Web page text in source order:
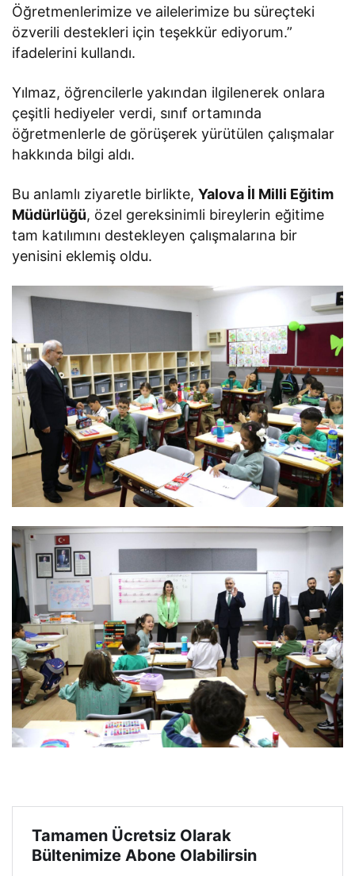
Öğretmenlerimize ve ailelerimize bu süreçteki
özverili destekleri için teşekkür ediyorum.”
ifadelerini kullandı.
Yılmaz, öğrencilerle yakından ilgilenerek onlara
çeşitli hediyeler verdi, sınıf ortamında
öğretmenlerle de görüşerek yürütülen çalışmalar
hakkında bilgi aldı.
Bu anlamlı ziyaretle birlikte,Yalova İl Milli Eğitim
Müdürlüğü, özel gereksinimli bireylerin eğitime
tam katılımını destekleyen çalışmalarına bir
yenisini eklemiş oldu.
Tamamen Ücretsiz Olarak
Bültenimize Abone Olabilirsin